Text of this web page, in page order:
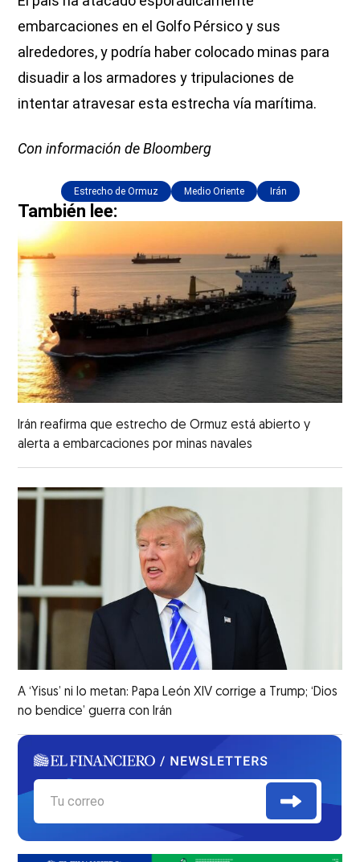
embarcaciones en el Golfo Pérsico y sus
alrededores, y podría haber colocado minas para
disuadir a los armadores y tripulaciones de
intentar atravesar esta estrecha vía marítima.
Con información de Bloomberg
Estrecho de Ormuz Medio Oriente Irán
También lee:
Irán reafirma que estrecho de Ormuz está abierto y
alerta a embarcaciones por minas navales
A ‘Yisus’ ni lo metan: Papa León XIV corrige a Trump; ‘Dios
no bendice’ guerra con Irán